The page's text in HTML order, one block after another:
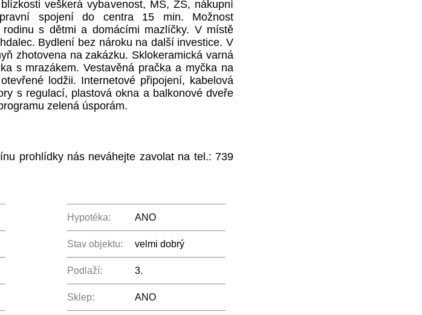
veškerá vybavenost, MŠ, ZŠ, nákupní
spojení do centra 15 min. Možnost
s dětmi a domácími mazlíčky. V místě
Bydlení bez nároku na další investice. V
zhotovena na zakázku. Sklokeramická varná
s mrazákem. Vestavěná pračka a myčka na
lodžii. Internetové připojení, kabelová
s regulací, plastová okna a balkonové dveře
zelená úsporám.
prohlídky nás neváhejte zavolat na tel.: 739
Hypotéka: ANO
Stav objektu: velmi dobrý
Podlaží: 3.
Sklep: ANO